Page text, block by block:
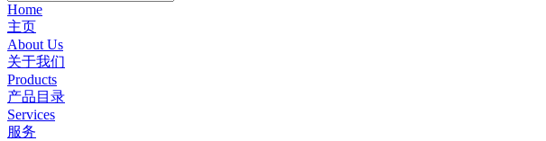
Home
主页
About Us
关于我们
Products
产品目录
Services
服务